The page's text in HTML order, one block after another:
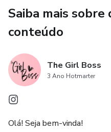
-Metas financeiras
-Planner financeiro
-Desafio 3O dias
Saiba mais sobre
conteúdo
The Girl Boss
3 Ano Hotmarter
Olá! Seja bem-vinda!